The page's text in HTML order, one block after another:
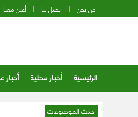
من نحن إتصل بنا أعلن معنا
الرئيسية أخبار محلية أخبار
احدث الموضوعات